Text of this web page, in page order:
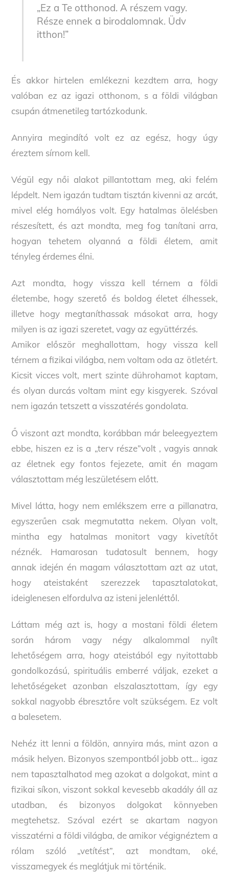
„Ez a Te otthonod. A részem vagy.
Része ennek a birodalomnak. Üdv
itthon!”
És akkor hirtelen emlékezni kezdtem arra, hogy
valóban ez az igazi otthonom, s a földi világban
csupán átmenetileg tartózkodunk.
Annyira megindító volt ez az egész, hogy úgy
éreztem sírnom kell.
Végül egy női alakot pillantottam meg, aki felém
lépdelt. Nem igazán tudtam tisztán kivenni az arcát,
mivel elég homályos volt. Egy hatalmas ölelésben
részesített, és azt mondta, meg fog tanítani arra,
hogyan tehetem olyanná a földi életem, amit
tényleg érdemes élni.
Azt mondta, hogy vissza kell térnem a földi
életembe, hogy szerető és boldog életet élhessek,
illetve hogy megtaníthassak másokat arra, hogy
milyen is az igazi szeretet, vagy az együttérzés.
Amikor először meghallottam, hogy vissza kell
térnem a fizikai világba, nem voltam oda az ötletért.
Kicsit vicces volt, mert szinte dührohamot kaptam,
és olyan durcás voltam mint egy kisgyerek. Szóval
nem igazán tetszett a visszatérés gondolata.
Ő viszont azt mondta, korábban már beleegyeztem
ebbe, hiszen ez is a „terv része”volt , vagyis annak
az életnek egy fontos fejezete, amit én magam
választottam még leszületésem előtt.
Mivel látta, hogy nem emlékszem erre a pillanatra,
egyszerűen csak megmutatta nekem. Olyan volt,
mintha egy hatalmas monitort vagy kivetítőt
néznék. Hamarosan tudatosult bennem, hogy
annak idején én magam választottam azt az utat,
hogy ateistaként szerezzek tapasztalatokat,
ideiglenesen elfordulva az isteni jelenléttől.
Láttam még azt is, hogy a mostani földi életem
során három vagy négy alkalommal nyílt
lehetőségem arra, hogy ateistából egy nyitottabb
gondolkozású, spirituális emberré váljak, ezeket a
lehetőségeket azonban elszalasztottam, így egy
sokkal nagyobb ébresztőre volt szükségem. Ez volt
a balesetem.
Nehéz itt lenni a földön, annyira más, mint azon a
másik helyen. Bizonyos szempontból jobb ott… igaz
nem tapasztalhatod meg azokat a dolgokat, mint a
fizikai síkon, viszont sokkal kevesebb akadály áll az
utadban, és bizonyos dolgokat könnyeben
megtehetsz. Szóval ezért se akartam nagyon
visszatérni a földi világba, de amikor végignéztem a
rólam szóló „vetítést”, azt mondtam, oké,
visszamegyek és meglátjuk mi történik.